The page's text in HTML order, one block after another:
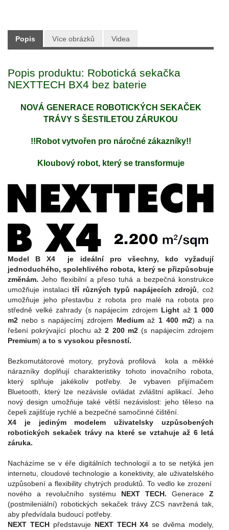
Popis Více obrázků Videa
Popis produktu: Robotická sekačka
NEXTTECH BX4 bez baterie
NOVÁ GENERACE ROBOTICKÝCH SEKAČEK
TRÁVY S ŠESTILETOU ZÁRUKOU
!!Robot vytvořen pro náročné zákazníky!!
Kloubový robot, který se transformuje
Model B X4 je ideální pro všechny, kdo vyžadují
jednoduchého, spolehlivého robota, který se přizpůsobuje
změnám.Jeho flexibilní a přeso tuhá a bezpečná konstrukce
umožňuje instalacitří různých typů napájecích zdrojů, což
umožňuje jeho přestavbu z robota pro malé na robota pro
středně velké zahrady (s napájecím zdrojem Light až1 000
m2 nebo s napájecímj zdrojem Mediumaž1 400 m2) a na
řešení pokrývající plochu až2 200 m2 (s napájecím zdrojem
Premium) a to s vysokou přesností.
Bezkomutátorové motory, pryžová profilová kola a měkké
nárazníky doplňují charakteristiky tohoto inovačního robota,
který splňuje jakékoliv potřeby. Je vybaven přijímačem
Bluetooth, který lze nezávisle ovládat zvláštní aplikací. Jeho
nový design umožňuje také větší nezávislost: jeho těleso na
čepeli zajišťuje rychlé a bezpečné samočinné čištění.
X4 je jediným modelem uživatelsky uzpůsobených
robotických sekaček trávy na které se vztahuje až 6 letá
záruka.
Nacházíme se v éře digitálních technologií a to se netýká jen
internetu, cloudové technologie a konektivity, ale uživatelského
uzpůsobení a flexibility chytrých produktů. To vedlo ke zrození
nového a revolučního systému NEXT TECH. Generace Z
(postmileniální) robotických sekaček trávy ZCS navržená tak,
aby předvídala budoucí potřeby.
NEXT TECHpředstavuje NEXT TECH X4se dvěma modely,